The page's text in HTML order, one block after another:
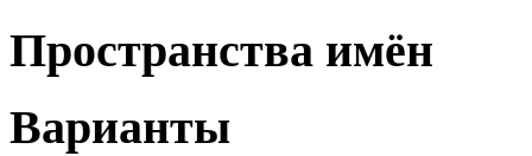
Пространства имён
Варианты